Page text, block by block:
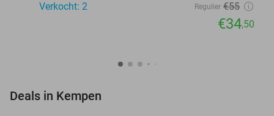
Verkocht: 2
Regulier €55
€34,50
Deals in Kempen